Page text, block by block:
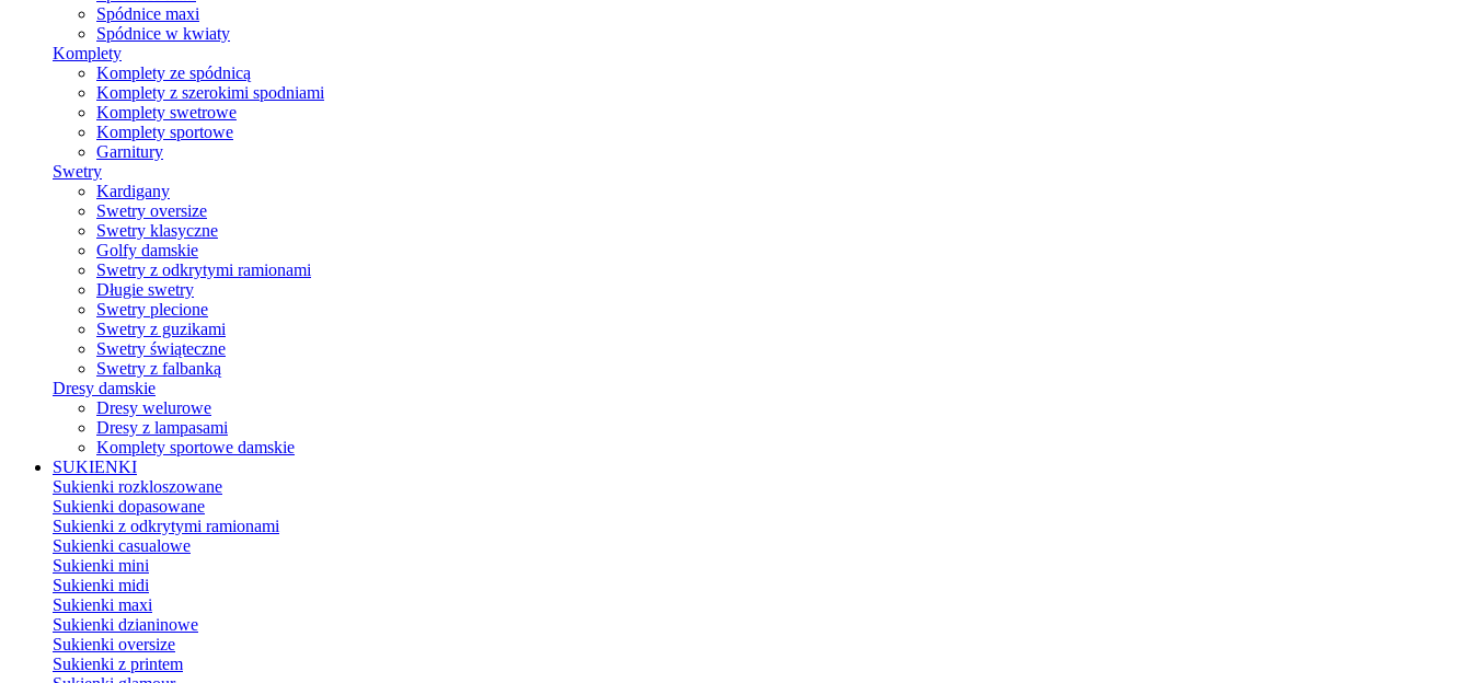
Spódnice maxi
Spódnice w kwiaty
Komplety
Komplety ze spódnicą
Komplety z szerokimi spodniami
Komplety swetrowe
Komplety sportowe
Garnitury
Swetry
Kardigany
Swetry oversize
Swetry klasyczne
Golfy damskie
Swetry z odkrytymi ramionami
Długie swetry
Swetry plecione
Swetry z guzikami
Swetry świąteczne
Swetry z falbanką
Dresy damskie
Dresy welurowe
Dresy z lampasami
Komplety sportowe damskie
SUKIENKI
Sukienki rozkloszowane
Sukienki dopasowane
Sukienki z odkrytymi ramionami
Sukienki casualowe
Sukienki mini
Sukienki midi
Sukienki maxi
Sukienki dzianinowe
Sukienki oversize
Sukienki z printem